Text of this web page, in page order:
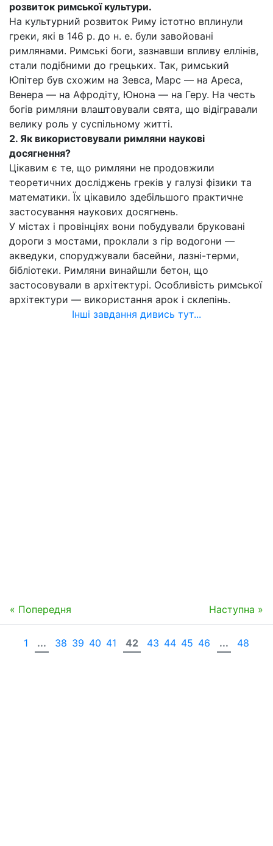
розвиток римської культури.
На культурний розвиток Риму істотно вплинули
греки, які в 146 р. до н. е. були завойовані
римлянами. Римські боги, зазнавши впливу еллінів,
стали подібними до грецьких. Так, римський
Юпітер був схожим на Зевса, Марс — на Ареса,
Венера — на Афродіту, Юнона — на Геру. На честь
богів римляни влаштовували свята, що відігравали
велику роль у суспільному житті.
2. Як використовували римляни наукові
досягнення?
Цікавим є те, що римляни не продовжили
теоретичних досліджень греків у галузі фізики та
математики. Їх цікавило здебільшого практичне
застосування наукових досягнень.
У містах і провінціях вони побудували бруковані
дороги з мостами, проклали з гір водогони —
акведуки, споруджували басейни, лазні-терми,
бібліотеки. Римляни винайшли бетон, що
застосовували в архітектурі. Особливість римської
архітектури — використання арок і склепінь.
Інші завдання дивись тут...
« Попередня Наступна »
1 ... 38 39 40 41 42 43 44 45 46 ... 48